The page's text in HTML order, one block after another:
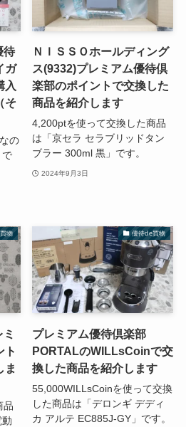
待
ガ
入
そ
の
で
ＮＩＳＳＯホールディング
ス(9332)プレミアム優待倶
楽部のポイントで交換した
商品を紹介します
4,200ptを使って交換した商品
は「京セラ セラブリッドタン
ブラー 300ml 黒」です。
2024年9月3日
物
ト
ま
品
優待de買物
プレミアム優待倶楽部
PORTALのWILLsCoinで交
換した商品を紹介します
55,000WILLsCoinを使って交換
した商品は「デロンギ デディ
カ アルテ EC885J-GY」です。